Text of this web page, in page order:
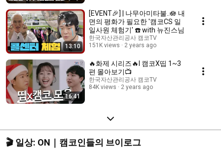
13:10
[EVENT🎉] | 나무아미타불..🪷 내
면의 평화가 필요한 '캠코CS 일
일사원 체험기' ☎️ with 뉴진스님
한국자산관리공사 캠코TV
151K views
2 years ago
16:41
🔥화제 시리즈🔥I 캠코X띱 1~3
편 몰아보기📺
한국자산관리공사 캠코TV
84K views
2 years ago
🎬 일상: ON｜캠코인들의 브이로그